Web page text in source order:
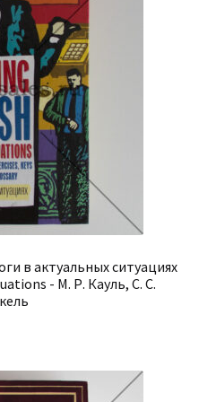
в актуальных ситуациях
- М. Р. Кауль, С. С.